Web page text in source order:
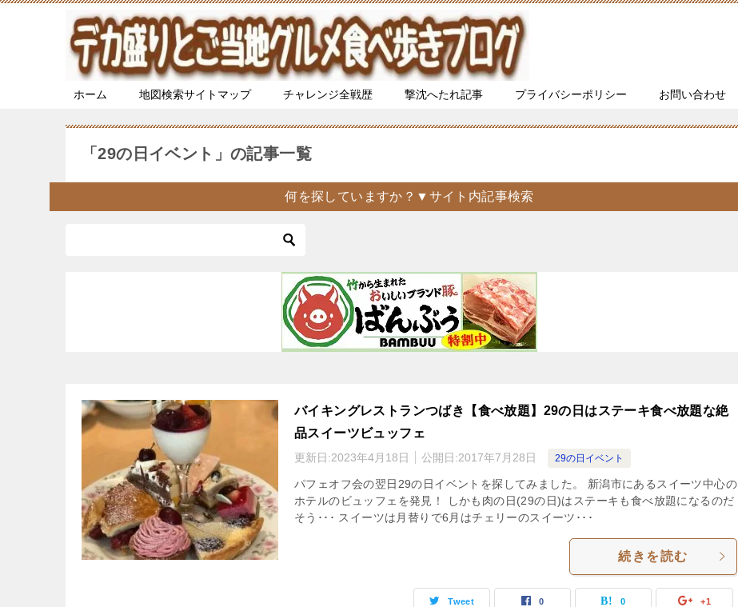
ホーム 地図検索サイトマップ チャレンジ全戦歴 撃沈へたれ記事 プライバシーポリシー お問い合わせ
「29の日イベント」の記事一覧
何を探していますか？▼サイト内記事検索
バイキングレストランつばき【食べ放題】29の日はステーキ食べ放題な絶
品スイーツビュッフェ
更新日:2023年4月18日 公開日:2017年7月28日 29の日イベント
パフェオフ会の翌日29の日イベントを探してみました。 新潟市にあるスイーツ中心の
ホテルのビュッフェを発見！ しかも肉の日(29の日)はステーキも食べ放題になるのだ
そう･･･ スイーツは月替りで6月はチェリーのスイーツ･･･
続きを読む
Tweet 0 0 +1